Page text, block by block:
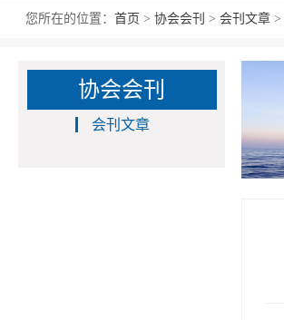
您所在的位置： 首页 > 协会会刊 > 会刊文章 >
协会会刊
会刊文章